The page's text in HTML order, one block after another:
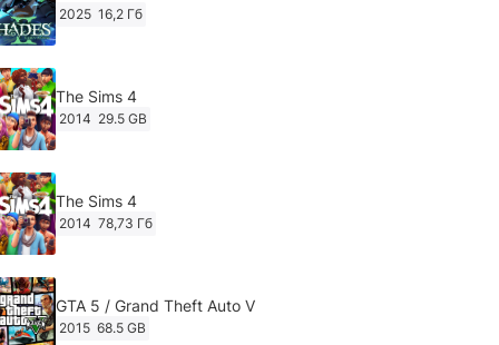
2025 16,2 Гб
The Sims 4
2014 29.5 GB
The Sims 4
2014 78,73 Гб
GTA 5 / Grand Theft Auto V
2015 68.5 GB